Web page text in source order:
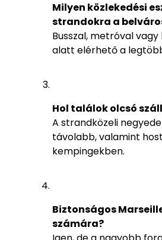
Milyen közlekedési
strandokra a
Busszal, metróval
alatt elérhető a
Hol találok olcsó
A strandközeli
távolabb, valamint
kempingekben.
Biztonságos
számára?